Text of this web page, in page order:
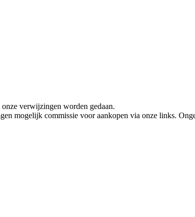
verwijzingen worden gedaan.
mogelijk commissie voor aankopen via onze links.